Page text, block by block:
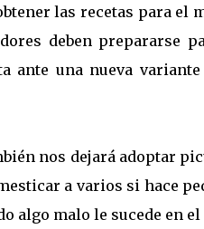
las recetas para el
deben prepararse
ante una nueva
nos dejará adoptar
a varios si hace
algo malo le sucede en